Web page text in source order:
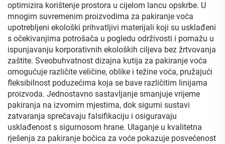
optimizira korištenje prostora u cijelom lancu opskrbe. U
mnogim suvremenim proizvodima za pakiranje voća
upotrebljeni ekološki prihvatljivi materijali koji su usklađeni
s očekivanjima potrošača u pogledu održivosti i pomažu u
ispunjavanju korporativnih ekoloških ciljeva bez žrtvovanja
zaštite. Sveobuhvatnost dizajna kutija za pakiranje voća
omogućuje različite veličine, oblike i težine voća, pružajući
fleksibilnost poduzećima koja se bave različitim linijama
proizvoda. Jednostavno sastavljanje smanjuje vrijeme
pakiranja na izvornim mjestima, dok sigurni sustavi
zatvaranja sprečavaju falsifikaciju i osiguravaju
usklađenost s sigurnosom hrane. Ulaganje u kvalitetna
rješenja za pakiranje bočica za voće pokazuje posvećenost